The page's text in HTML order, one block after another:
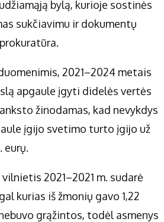
bylą, kurioje sostinės
sukčiavimu ir dokumentų
2021–2024 metais
apgaule įgyti didelės vertės
žinodamas, kad nevykdys
įgijo svetimo turto įgijo už
eurų.
2021–2021 m. sudarė
kurias iš žmonių gavo 1,22
grąžintos, todėl asmenys